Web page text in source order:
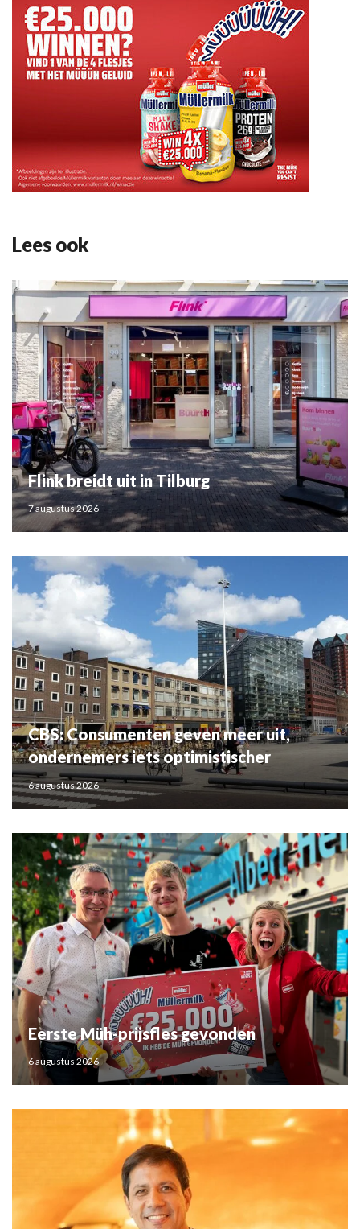
Lees ook
Flink breidt uit in Tilburg
7 augustus 2026
CBS: Consumenten geven meer uit,
ondernemers iets optimistischer
6 augustus 2026
Eerste Müh-prijsfles gevonden
6 augustus 2026